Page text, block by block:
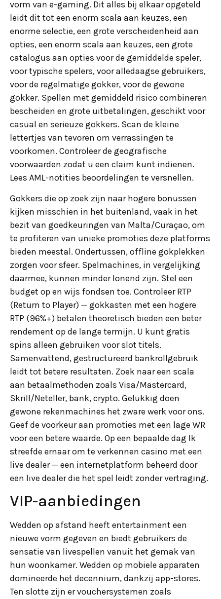
vorm van e-gaming. Dit alles bij elkaar opgeteld
leidt dit tot een enorm scala aan keuzes, een
enorme selectie, een grote verscheidenheid aan
opties, een enorm scala aan keuzes, een grote
catalogus aan opties voor de gemiddelde speler,
voor typische spelers, voor alledaagse gebruikers,
voor de regelmatige gokker, voor de gewone
gokker. Spellen met gemiddeld risico combineren
bescheiden en grote uitbetalingen, geschikt voor
casual en serieuze gokkers. Scan de kleine
lettertjes van tevoren om verrassingen te
voorkomen. Controleer de geografische
voorwaarden zodat u een claim kunt indienen.
Lees AML-notities beoordelingen te versnellen.
Gokkers die op zoek zijn naar hogere bonussen
kijken misschien in het buitenland, vaak in het
bezit van goedkeuringen van Malta/Curaçao, om
te profiteren van unieke promoties deze platforms
bieden meestal. Ondertussen, offline gokplekken
zorgen voor sfeer. Spelmachines, in vergelijking
daarmee, kunnen minder lonend zijn. Stel een
budget op en wijs fondsen toe. Controleer RTP
(Return to Player) — gokkasten met een hogere
RTP (96%+) betalen theoretisch bieden een beter
rendement op de lange termijn. U kunt gratis
spins alleen gebruiken voor slot titels.
Samenvattend, gestructureerd bankrollgebruik
leidt tot betere resultaten. Zoek naar een scala
aan betaalmethoden zoals Visa/Mastercard,
Skrill/Neteller, bank, crypto. Gelukkig doen
gewone rekenmachines het zware werk voor ons.
Geef de voorkeur aan promoties met een lage WR
voor een betere waarde. Op een bepaalde dag Ik
streefde ernaar om te verkennen casino met een
live dealer — een internetplatform beheerd door
een live dealer die het spel leidt zonder vertraging.
VIP-aanbiedingen
Wedden op afstand heeft entertainment een
nieuwe vorm gegeven en biedt gebruikers de
sensatie van livespellen vanuit het gemak van
hun woonkamer. Wedden op mobiele apparaten
domineerde het decennium, dankzij app-stores.
Ten slotte zijn er vouchersystemen zoals